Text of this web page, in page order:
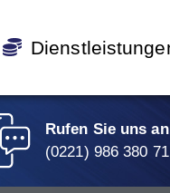
Rufen Sie uns
(0221) 986 380 71